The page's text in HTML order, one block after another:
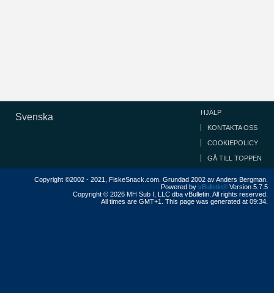
Svenska HJÄLP
KONTAKTA OSS
COOKIEPOLICY
GÅ TILL TOPPEN
Copyright ©2002 - 2021, FiskeSnack.com. Grundad 2002 av Anders Bergman.
Powered by vBulletin® Version 5.7.5
Copyright © 2026 MH Sub I, LLC dba vBulletin. All rights reserved.
All times are GMT+1. This page was generated at 09:34.